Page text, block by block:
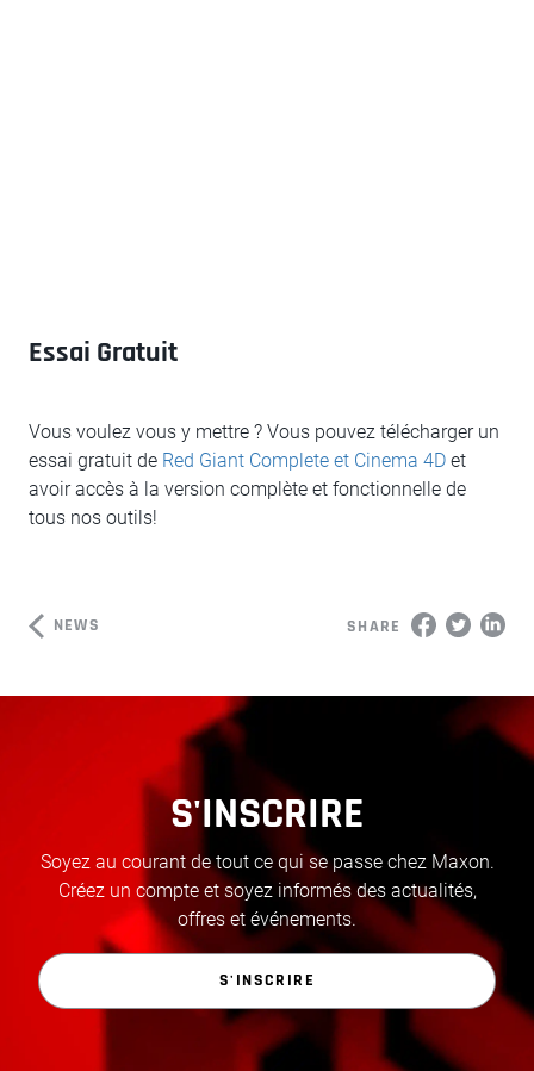
Essai Gratuit
Vous voulez vous y mettre ? Vous pouvez télécharger un
essai gratuit de Red Giant Complete et Cinema 4D et
avoir accès à la version complète et fonctionnelle de
tous nos outils!
NEWS SHARE
S'INSCRIRE
Soyez au courant de tout ce qui se passe chez Maxon.
Créez un compte et soyez informés des actualités,
offres et événements.
S'INSCRIRE